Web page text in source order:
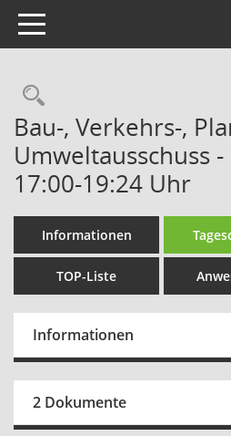
Toggle navigation
Rechercheauswahl
Bau-, Verkehrs-,
Umweltausschuss
17:00-19:24 Uhr
Informationen
TOP-Liste
Informationen
2 Dokumente